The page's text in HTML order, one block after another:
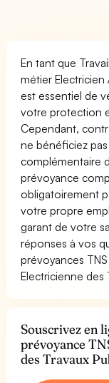
En tant que
métier Electricien
est essentiel de
votre protection
Cependant,
ne bénéficiez
complémentaire
prévoyance
obligatoirement
votre propre
garant de votre
réponses à vos
prévoyances
Electricienne des
Souscrivez en
prévoyance
des Travaux